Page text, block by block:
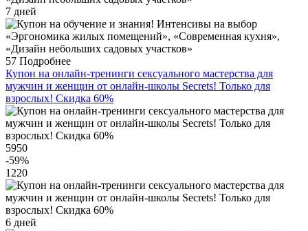
7 дней
57 Подробнее
Купон на онлайн-тренинги сексуального мастерства для
мужчин и женщин от онлайн-школы Secrets! Только для
взрослых! Скидка 60%
5950
-59%
1220
6 дней